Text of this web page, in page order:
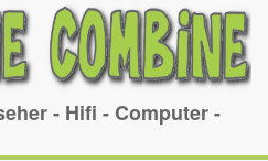
- Hifi - Computer -